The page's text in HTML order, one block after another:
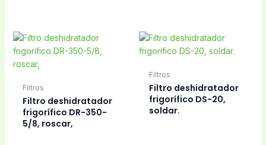
Filtros
Filtro deshidratador
frigorífico DR-350-
5/8, roscar,
Filtros
Filtro deshidratador
frigorífico DS-20,
soldar.